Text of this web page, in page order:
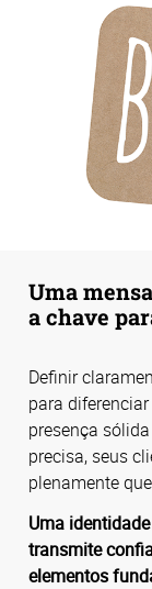
Uma
a chave
Definir
para
presença
precisa, seus
plenamente
Uma
transmite
elementos